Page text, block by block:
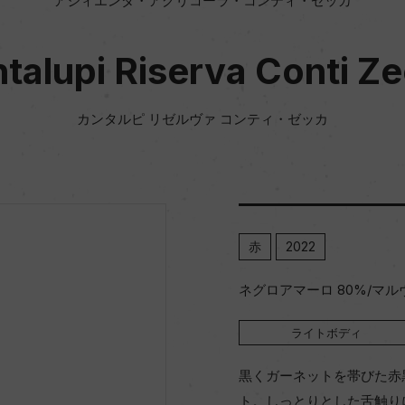
Riserva Conti
カンタルピ リゼルヴァ コンティ・ゼッカ
赤 2022
ネグロアマーロ 80%/マル
ライトボディ
黒くガーネットを帯びた
ト。しっとりとした舌触